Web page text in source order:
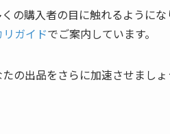
の購入者の目に触れるようにな
リガイドでご案内しています。
の出品をさらに加速させましょ